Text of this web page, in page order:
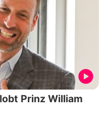
Prinz William